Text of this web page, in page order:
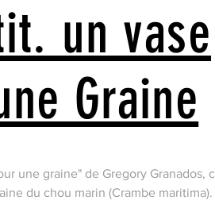
un vase
Graine
une graine" de Gregory
du chou marin (Crambe